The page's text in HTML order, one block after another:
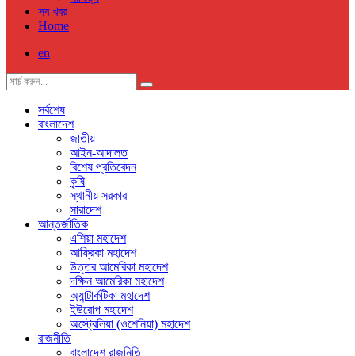
সব খবর
Home
en
সর্বশেষ
বাংলাদেশ
জাতীয়
আইন-আদালত
বিশেষ প্রতিবেদন
কৃষি
স্থানীয় সরকার
সারাদেশ
আন্তর্জাতিক
এশিয়া মহাদেশ
আফ্রিকা মহাদেশ
উত্তর আমেরিকা মহাদেশ
দক্ষিন আমেরিকা মহাদেশ
অ্যান্টার্কটিকা মহাদেশ
ইউরোপ মহাদেশ
অস্ট্রেলিয়া (ওশেনিয়া) মহাদেশ
রাজনীতি
বাংলাদেশ রাজনিতি